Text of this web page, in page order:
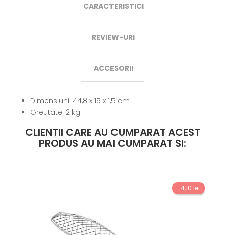
CARACTERISTICI
REVIEW-URI
ACCESORII
Dimensiuni: 44,8 x 15 x 1,5 cm
Greutate: 2 kg
CLIENTII CARE AU CUMPARAT ACEST
PRODUS AU MAI CUMPARAT SI:
-4,10 lei